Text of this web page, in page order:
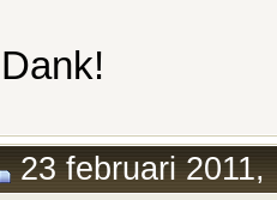
Dank!
23 februari 2011,